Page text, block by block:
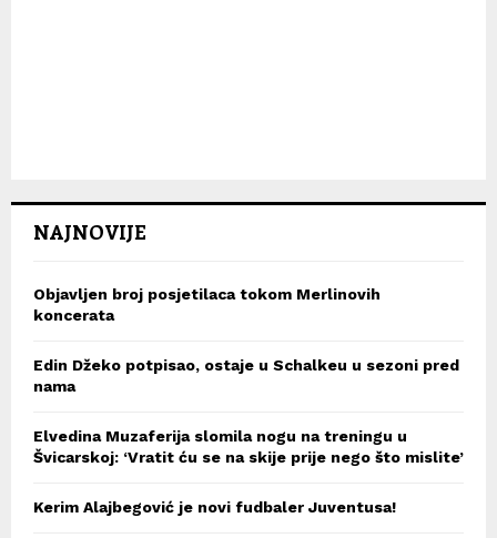
NAJNOVIJE
Objavljen broj posjetilaca tokom Merlinovih
koncerata
Edin Džeko potpisao, ostaje u Schalkeu u sezoni pred
nama
Elvedina Muzaferija slomila nogu na treningu u
Švicarskoj: ‘Vratit ću se na skije prije nego što mislite’
Kerim Alajbegović je novi fudbaler Juventusa!